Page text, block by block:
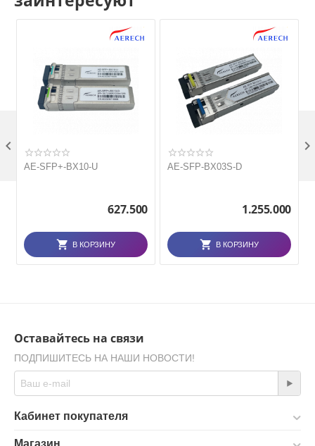
AE-SFP+-BX10-U
627.500
В КОРЗИНУ
AE-SFP-BX03S-D
1.255.000
В КОРЗИНУ
 
Оставайтесь на связи
ПОДПИШИТЕСЬ НА НАШИ НОВОСТИ!
Кабинет покупателя
Магазин